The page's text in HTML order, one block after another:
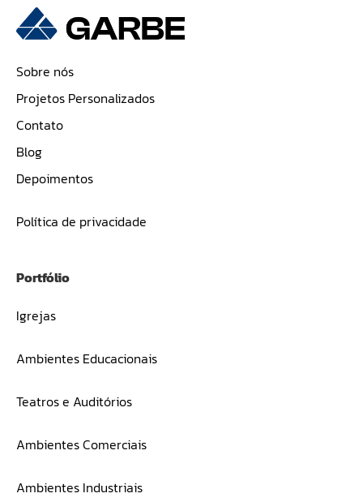
Portfólio
Igrejas
Ambientes Educacionais
Teatros e Auditórios
Ambientes Comerciais
Ambientes Industriais
Sobre nós
Projetos Personalizados
Contato
Blog
Depoimentos
Política de privacidade